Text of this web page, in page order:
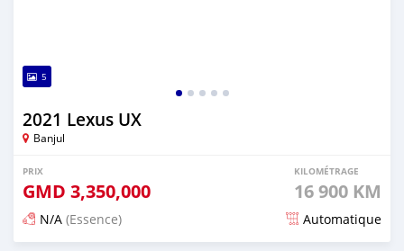
5
2021 Lexus UX
Banjul
PRIX
GMD 3,350,000
KILOMÉTRAGE
16 900 KM
N/A (Essence) Automatique